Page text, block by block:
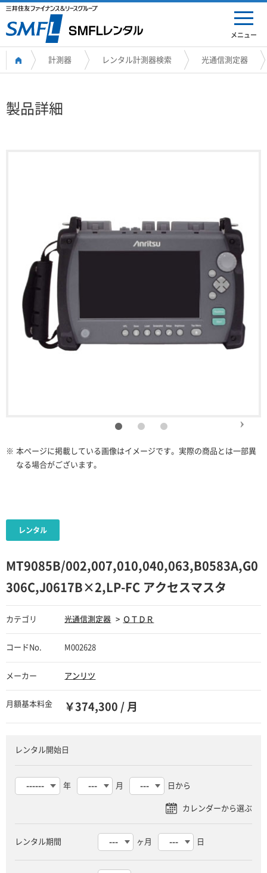
メニュー
計測器 レンタル計測器検索 光通信測定器
製品詳細
※ 本ページに掲載している画像はイメージです。実際の商品とは一部異
なる場合がございます。
MT9085B/002,007,010,040,063,B0583A,G0
306C,J0617B×2,LP-FC アクセスマスタ
カテゴリ 光通信測定器 ＯＴＤＲ
コードNo. M002628
メーカー アンリツ
月額基本料金 ￥374,300 / 月
レンタル開始日
年 月 日から
レンタル期間 ヶ月 日